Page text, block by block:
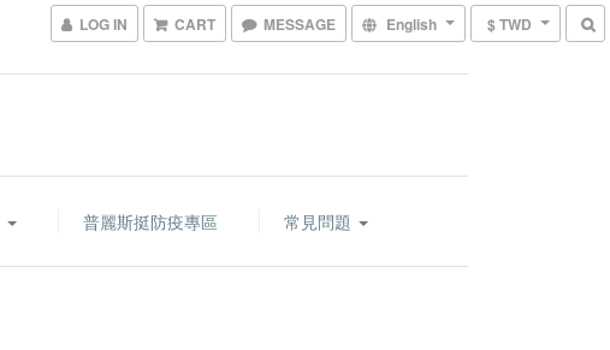
LOG IN CART MESSAGE English $ TWD
普麗斯挺防疫專區 常見問題